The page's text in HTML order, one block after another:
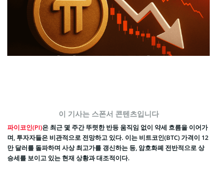
이 기사는 스폰서 콘텐츠입니다
파이코인(PI)은 최근 몇 주간 뚜렷한 반등 움직임 없이 약세 흐름을 이어가
며, 투자자들은 비관적으로 전망하고 있다. 이는 비트코인(BTC) 가격이 12
만 달러를 돌파하며 사상 최고가를 갱신하는 등, 암호화폐 전반적으로 상
승세를 보이고 있는 현재 상황과 대조적이다.